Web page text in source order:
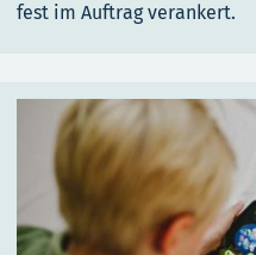
fest im Auftrag verankert.